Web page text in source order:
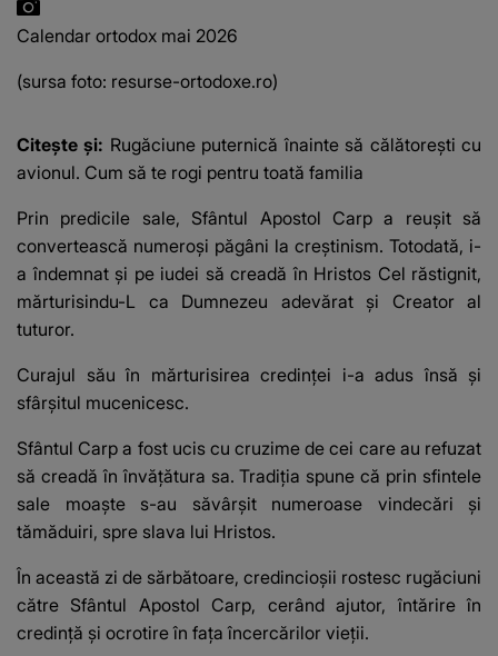
Calendar ortodox mai 2026
(sursa foto: resurse-ortodoxe.ro)
Citește și: Rugăciune puternică înainte să călătorești cu
avionul. Cum să te rogi pentru toată familia
Prin predicile sale, Sfântul Apostol Carp a reușit să
convertească numeroși păgâni la creștinism. Totodată, i-
a îndemnat și pe iudei să creadă în Hristos Cel răstignit,
mărturisindu-L ca Dumnezeu adevărat și Creator al
tuturor.
Curajul său în mărturisirea credinței i-a adus însă și
sfârșitul mucenicesc.
Sfântul Carp a fost ucis cu cruzime de cei care au refuzat
să creadă în învățătura sa. Tradiția spune că prin sfintele
sale moaște s-au săvârșit numeroase vindecări și
tămăduiri, spre slava lui Hristos.
În această zi de sărbătoare, credincioșii rostesc rugăciuni
către Sfântul Apostol Carp, cerând ajutor, întărire în
credință și ocrotire în fața încercărilor vieții.